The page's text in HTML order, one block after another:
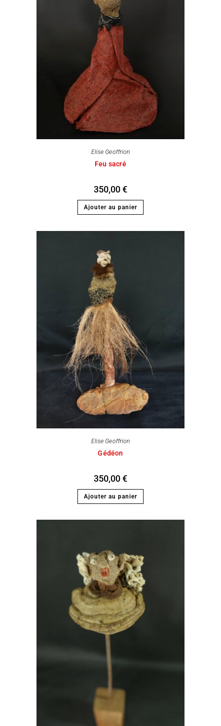
Elise Geoffrion
Feu sacré
350,00€
Ajouter au panier
Elise Geoffrion
Gédéon
350,00€
Ajouter au panier